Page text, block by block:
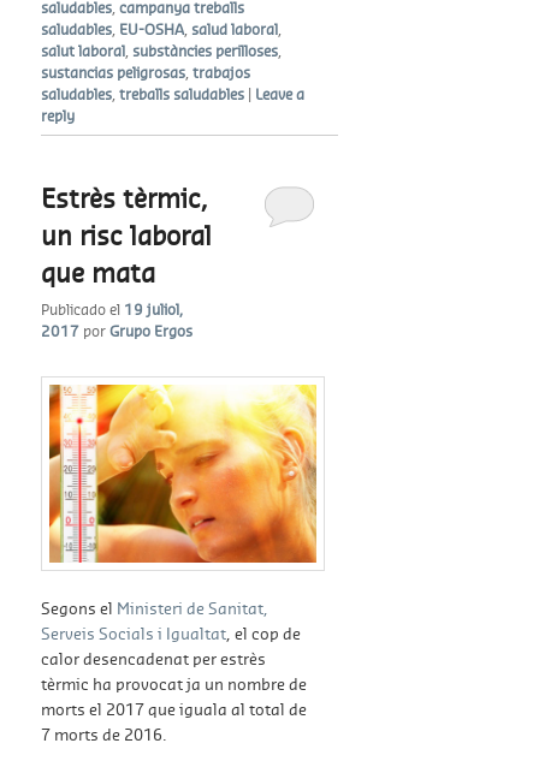
saludables ,campanya treballs
saludables EU-OSHA salud laboral
salut laboral substàncies perilloses
sustancias peligrosas ,trabajos
saludables ,treballs saludables
Leave a
reply
Estrès tèrmic,
un risc laboral
que mata
Publicado el 19 juliol,
2017 porGrupo Ergos
Segons el Ministeri de Sanitat,
Serveis Socials i Igualtat , el cop de
calor desencadenat per estrès
tèrmic ha provocat ja un nombre de
morts el 2017 que iguala al total de
7 morts de 2016.